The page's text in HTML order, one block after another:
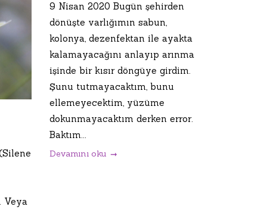
Veya
9 Nisan 2020 Bugün şehirden
dönüşte varlığımın sabun,
kolonya, dezenfektan ile ayakta
kalamayacağını anlayıp arınma
işinde bir kısır döngüye girdim.
Şunu tutmayacaktım, bunu
ellemeyecektim, yüzüme
dokunmayacaktım derken error.
Baktım...
Devamını oku